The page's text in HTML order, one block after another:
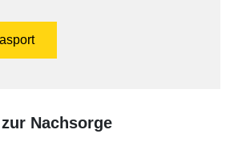
Nachsorge